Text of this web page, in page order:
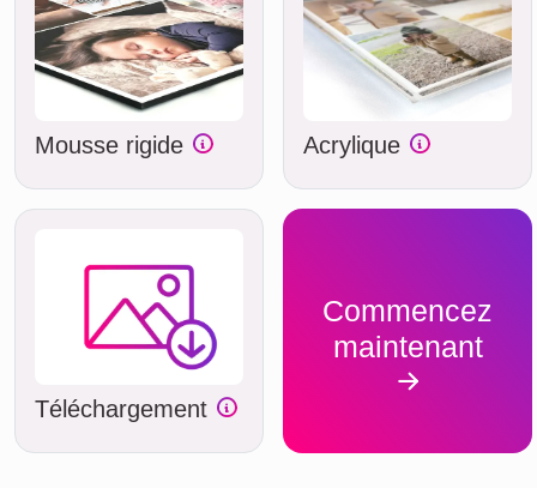
Mousse rigide Acrylique
Téléchargement
Commencez
maintenant